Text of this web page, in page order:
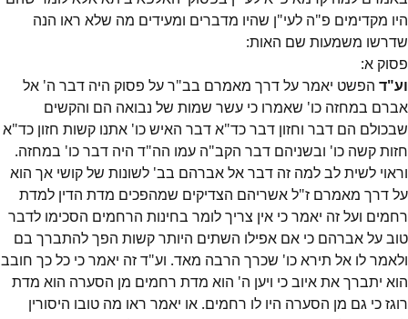
היו מקדימים פ"ה לעי"ן שהיו מדברים ומעידים מה שלא ראו הנה
שדרשו משמעות שם האות:
פסוק א:
וע"ד הפשט יאמר על דרך מאמרם בב"ר על פסוק היה דבר ה' אל
אברם במחזה כו' שאמרו כי עשר שמות של נבואה הם והקשים
שבכולם הם דבר וחזון דבר כד"א דבר האיש כו' אתנו קשות חזון כד"א
חזות קשה כו' ובשניהם דבר הקב"ה עמו הה"ד היה דבר כו' במחזה.
וראוי לשית לב למה זה דבר אל אברהם בב' לשונות של קושי אך הוא
על דרך מאמרם ז"ל אשריהם הצדיקים שמהפכים מדת הדין למדת
רחמים ועל זה יאמר כי אין צריך לומר בחינות הרחמים הסכימו לדבר
טוב על אברהם כי אם אפילו השתים היותר קשות הפך להתברך בם
ולאמר לו אל תירא כו' שכרך הרבה מאד. וע"ד זה יאמר כי כל כך חובב
הוא יתברך את איוב כי ויען ה' הוא מדת רחמים מן הסערה הוא מדת
רוגז כי גם מן הסערה היו לו רחמים. או יאמר ראו מה טובו היסורין